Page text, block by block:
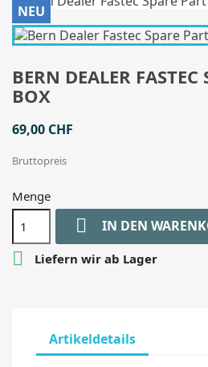
NEU
BERN DEALER FASTEC
BOX
69,00 CHF
Bruttopreis
Menge
 IN DEN
 Liefern wir ab Lager
Artikeldetails